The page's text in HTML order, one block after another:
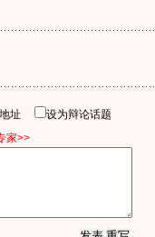
地址
设为辩论话题
家>>